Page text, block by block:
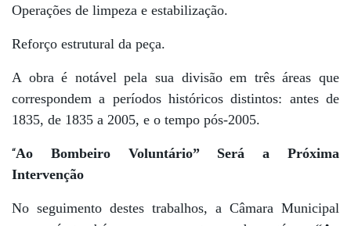
Operações de limpeza e estabilização.
Reforço estrutural da peça.
A obra é notável pela sua divisão em três áreas que
correspondem a períodos históricos distintos: antes de
1835, de 1835 a 2005, e o tempo pós-2005.
“Ao Bombeiro Voluntário” Será a Próxima
Intervenção
No seguimento destes trabalhos, a Câmara Municipal